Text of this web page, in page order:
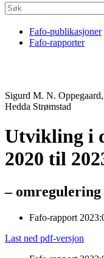
Fafo-publikasjoner
Fafo-rapporter
Sigurd M. N.
Hedda Strømstad
Utvikling i
2020 til
– omregulering
Fafo-rapport
Last ned pdf-versjon